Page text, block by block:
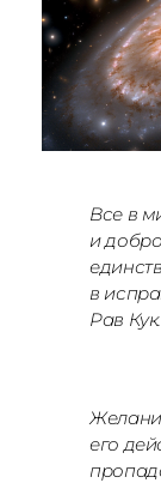
Все в
и
в
Рав
его